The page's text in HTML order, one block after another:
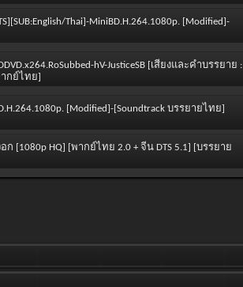
Thai]-MiniBD.H.264.1080p. [Modified]-
hV-JusticeSB [เสียงและคำบรรยาย :
ากย์ไทย]
[Modified]-[Soundtrack บรรยายไทย]
[1080p HQ] [พากย์ไทย 2.0 + จีน DTS 5.1] [บรรยาย